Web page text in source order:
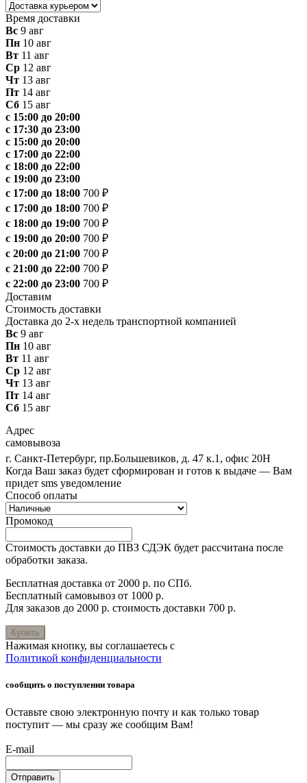
Время доставки
Вс 9 авг
Пн 10 авг
Вт 11 авг
Ср 12 авг
Чт 13 авг
Пт 14 авг
Сб 15 авг
с 15:00 до 20:00
с 17:30 до 23:00
с 15:00 до 20:00
с 17:00 до 22:00
с 18:00 до 22:00
с 19:00 до 23:00
с 17:00 до 18:00 700 ₽
с 17:00 до 18:00 700 ₽
с 18:00 до 19:00 700 ₽
с 19:00 до 20:00 700 ₽
с 20:00 до 21:00 700 ₽
с 21:00 до 22:00 700 ₽
с 22:00 до 23:00 700 ₽
Доставим
Стоимость доставки
Доставка до 2-х недель транспортной компанией
Вс 9 авг
Пн 10 авг
Вт 11 авг
Ср 12 авг
Чт 13 авг
Пт 14 авг
Сб 15 авг
Адрес
самовывоза
г. Санкт-Петербург, пр.Большевиков, д. 47 к.1, офис 20Н
Когда Ваш заказ будет сформирован и готов к выдаче — Вам
придет sms уведомление
Способ оплаты
Промокод
Стоимость доставки до ПВЗ СДЭК будет рассчитана после
обработки заказа.
Бесплатная доставка от 2000 р. по СПб.
Бесплатный самовывоз от 1000 р.
Для заказов до 2000 р. стоимость доставки 700 р.
Купить
Нажимая кнопку, вы соглашаетесь с
Политикой конфиденциальности
сообщить о поступлении товара
Оставьте свою электронную почту и как только товар
поступит — мы сразу же сообщим Вам!
E-mail
Отправить